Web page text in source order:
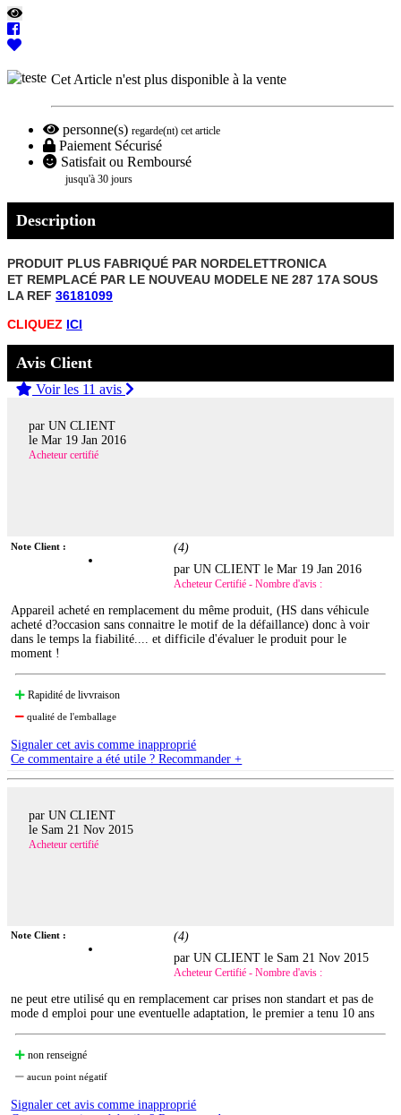
Cet Article n'est plus disponible à la vente
personne(s) regarde(nt) cet article
Paiement Sécurisé
Satisfait ou Remboursé
jusqu'à 30 jours
Description
PRODUIT PLUS FABRIQUÉ PAR NORDELETTRONICA
ET REMPLACÉ PAR LE NOUVEAU MODELE NE 287 17A SOUS
LA REF 36181099
CLIQUEZ ICI
Avis Client
Voir les 11 avis
par UN CLIENT
le Mar 19 Jan 2016
Acheteur certifié
Note Client : (4)
par UN CLIENT leMar 19 Jan 2016
Acheteur Certifié - Nombre d'avis :
Appareil acheté en remplacement du même produit, (HS dans véhicule
acheté d?occasion sans connaitre le motif de la défaillance) donc à voir
dans le temps la fiabilité.... et difficile d'évaluer le produit pour le
moment !
Rapidité de livvraison
qualité de l'emballage
Signaler cet avis comme inapproprié
Ce commentaire a été utile ? Recommander +
par UN CLIENT
le Sam 21 Nov 2015
Acheteur certifié
Note Client : (4)
par UN CLIENT le Sam 21 Nov 2015
Acheteur Certifié - Nombre d'avis :
ne peut etre utilisé qu en remplacement car prises non standart et pas de
mode d emploi pour une eventuelle adaptation, le premier a tenu 10 ans
non renseigné
aucun point négatif
Signaler cet avis comme inapproprié